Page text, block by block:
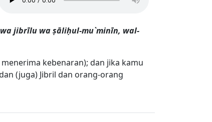
jibrīlu wa ṣāliḥul-mu`minīn, wal-
kebenaran); dan jika kamu
(juga) Jibril dan orang-orang